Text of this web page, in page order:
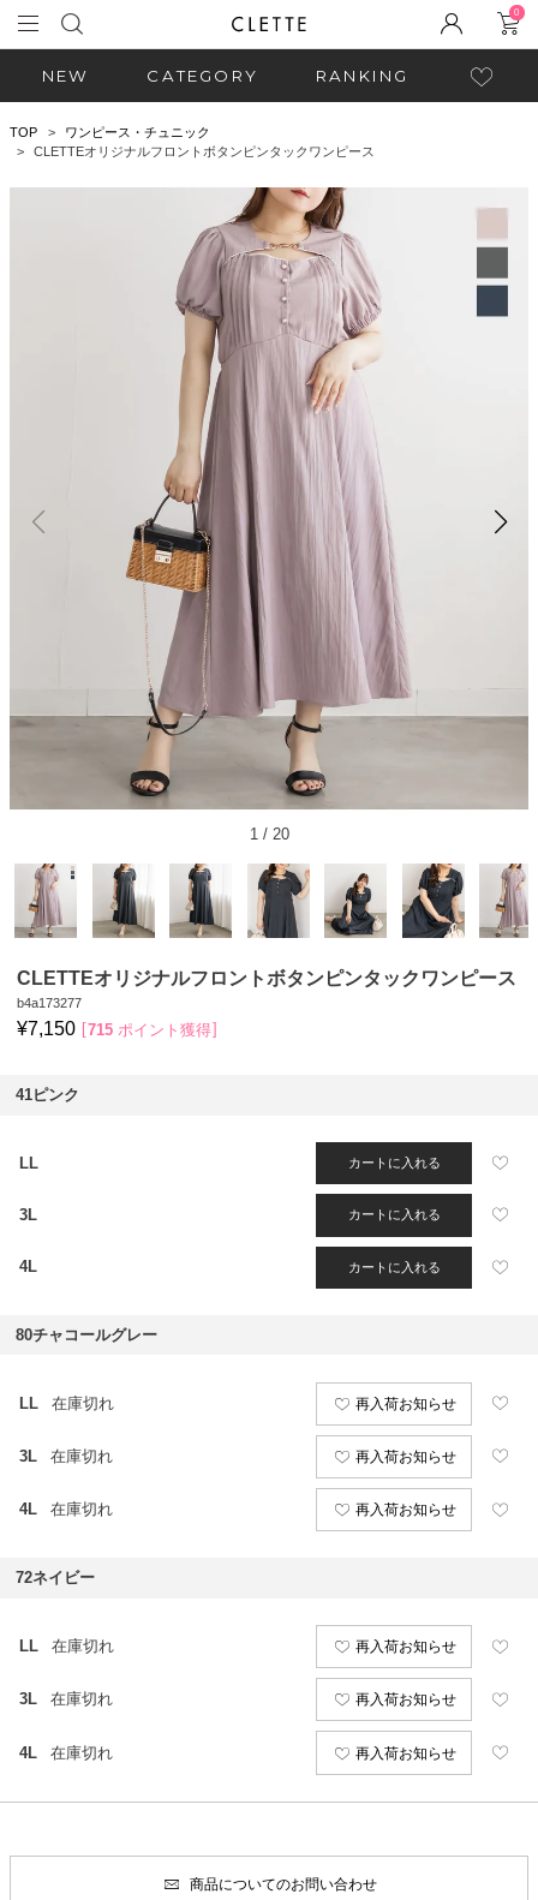
0
NEW CATEGORY RANKING
TOP
ワンピース・チュニック
CLETTEオリジナルフロントボタンピンタックワンピース
1/ 20
CLETTEオリジナルフロントボタンピンタックワンピース
b4a173277
¥7,150 715 ポイント獲得
41ピンク
LL カートに入れる
3L カートに入れる
4L カートに入れる
80チャコールグレー
LL 在庫切れ 再入荷お知らせ
3L 在庫切れ 再入荷お知らせ
4L 在庫切れ 再入荷お知らせ
72ネイビー
LL 在庫切れ 再入荷お知らせ
3L 在庫切れ 再入荷お知らせ
4L 在庫切れ 再入荷お知らせ
商品についてのお問い合わせ